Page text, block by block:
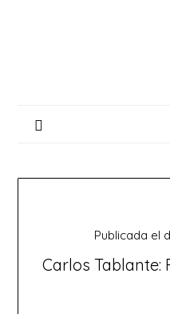
Carlos Tablante:
Publicada el